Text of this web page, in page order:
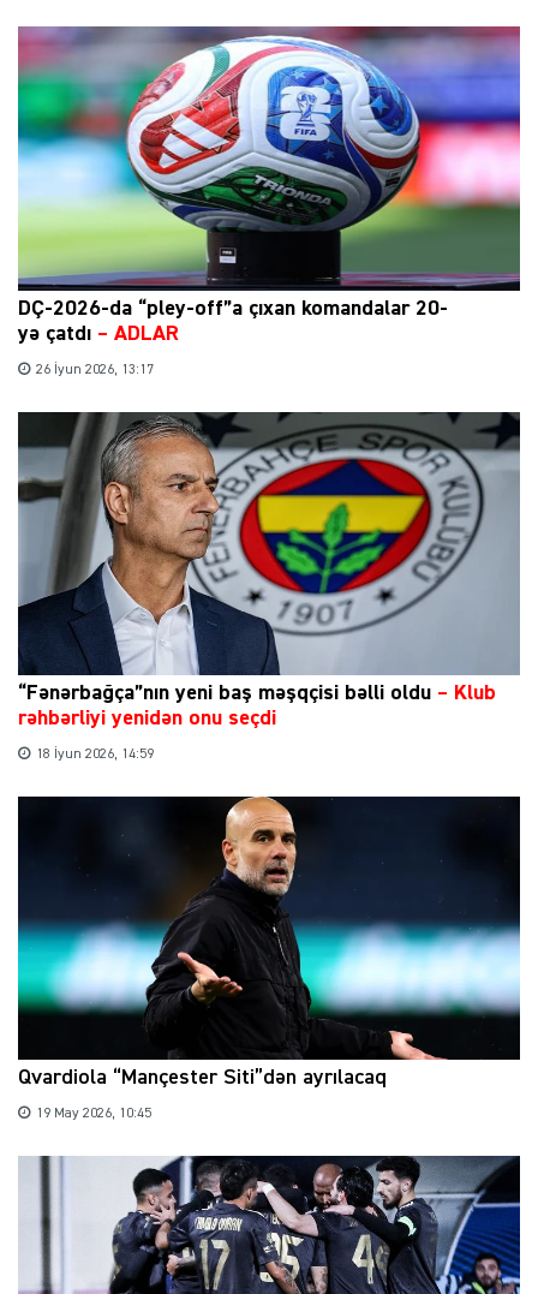
DÇ-2026-da “pley-off”a çıxan komandalar 20-
yə çatdı – ADLAR
26 İyun 2026, 13:17
“Fənərbağça”nın yeni baş məşqçisi bəlli oldu – Klub
rəhbərliyi yenidən onu seçdi
18 İyun 2026, 14:59
Qvardiola “Mançester Siti”dən ayrılacaq
19 May 2026, 10:45